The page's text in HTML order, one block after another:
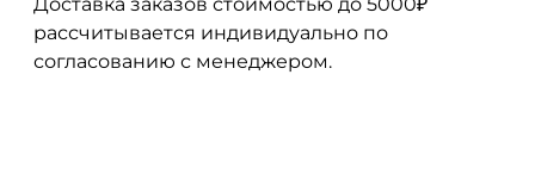
рассчитывается индивидуально по
согласованию с менеджером.